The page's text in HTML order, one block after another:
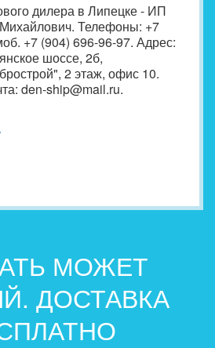
дилера в Липецке - ИП
Телефоны: +7
+7 (904) 696-96-97. Адрес:
шоссе, 2б,
2 этаж, офис 10.
den-ship@mail.ru.
МОЖЕТ
ДОСТАВКА